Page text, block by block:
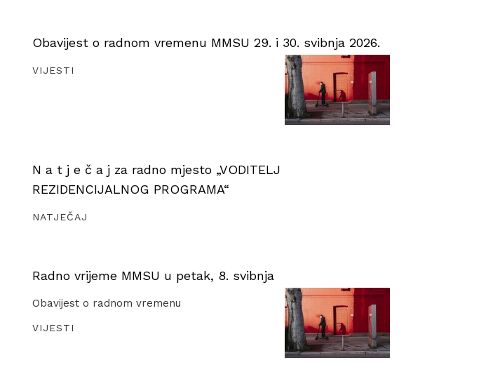
Obavijest o radnom vremenu MMSU 29. i 30. svibnja 2026.
VIJESTI
N a t j e č a j za radno mjesto „VODITELJ
REZIDENCIJALNOG PROGRAMA“
NATJEČAJ
Radno vrijeme MMSU u petak, 8. svibnja
Obavijest o radnom vremenu
VIJESTI